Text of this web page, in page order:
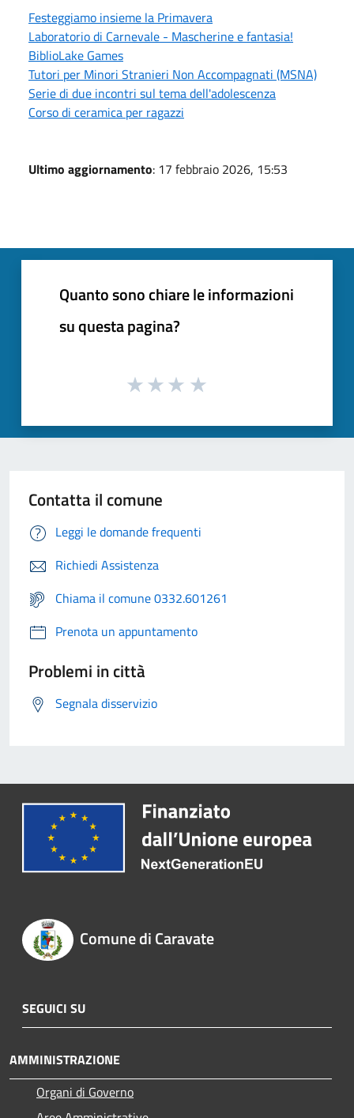
Festeggiamo insieme la Primavera
Laboratorio di Carnevale - Mascherine e fantasia!
BiblioLake Games
Tutori per Minori Stranieri Non Accompagnati (MSNA)
Serie di due incontri sul tema dell'adolescenza
Corso di ceramica per ragazzi
Ultimo aggiornamento: 17 febbraio 2026, 15:53
Quanto sono chiare le informazioni
su questa pagina?
Contatta il comune
Leggi le domande frequenti
Richiedi Assistenza
Chiama il comune 0332.601261
Prenota un appuntamento
Problemi in città
Segnala disservizio
Comune di Caravate
SEGUICI SU
AMMINISTRAZIONE
Organi di Governo